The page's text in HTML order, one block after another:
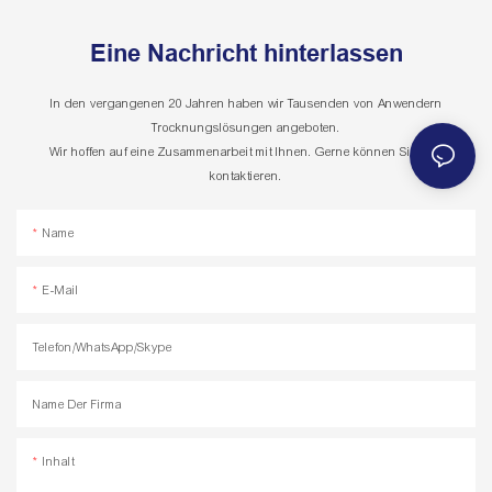
Eine Nachricht hinterlassen
In den vergangenen 20 Jahren haben wir Tausenden von Anwendern
Trocknungslösungen angeboten.
Wir hoffen auf eine Zusammenarbeit mit Ihnen. Gerne können Sie uns
kontaktieren.
Name
E-Mail
Telefon/WhatsApp/Skype
Name Der Firma
Inhalt